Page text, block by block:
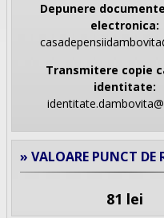
Depunere
electronica:
Transmitere copie
identitate:
» VALOARE PUNCT DE
81 lei